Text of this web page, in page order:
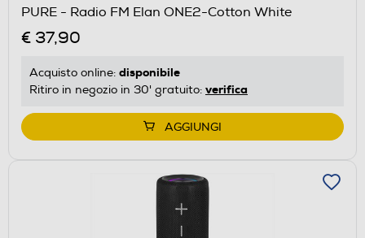
PURE - Radio FM Elan ONE2-Cotton White
€ 37,90
Acquisto online: disponibile
Ritiro in negozio in 30' gratuito: verifica
AGGIUNGI